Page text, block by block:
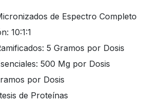
de Espectro Completo
10:1:1
5 Gramos por Dosis
500 Mg por Dosis
por Dosis
de Proteínas